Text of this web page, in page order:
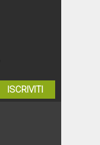
ISCRIVITI